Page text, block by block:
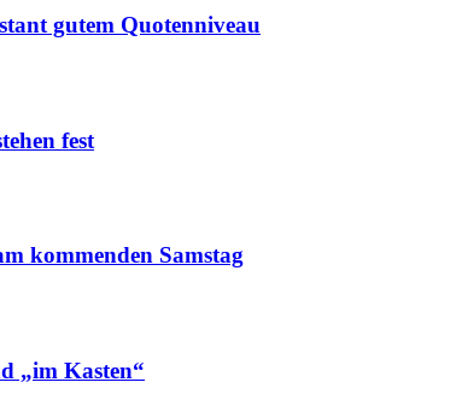
gutem Quotenniveau
fest
kommenden Samstag
„im Kasten“